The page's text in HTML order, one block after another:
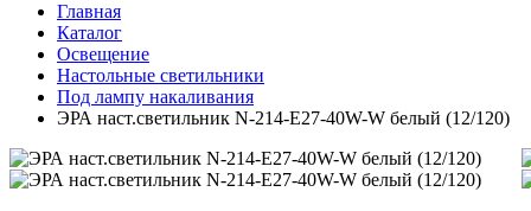
Главная
Каталог
Освещение
Настольные светильники
Под лампу накаливания
ЭРА наст.светильник N-214-E27-40W-W белый (12/120)